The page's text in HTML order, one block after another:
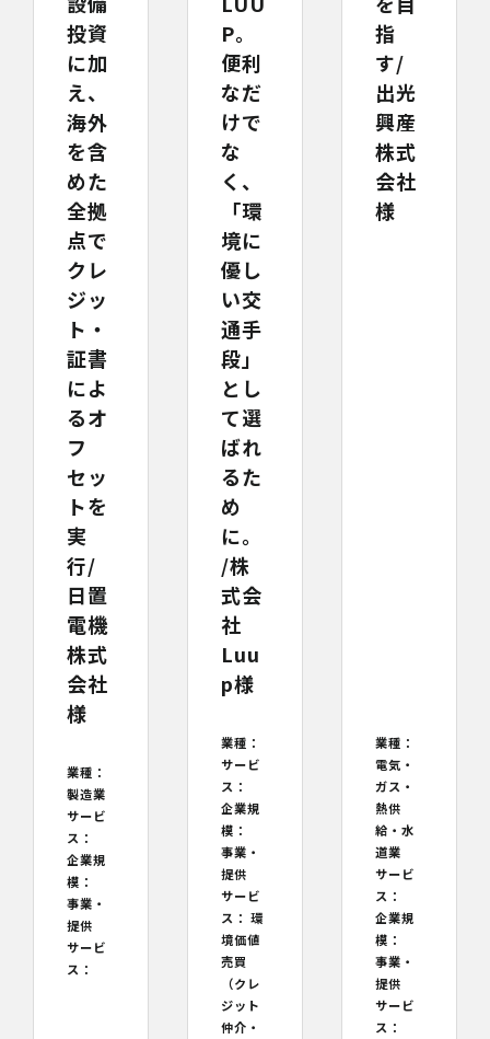
投資
に加
え、
海外
を含
めた
全拠
点で
クレ
ジッ
ト・
証書
によ
るオ
フ
セッ
トを
実
行/
日置
電機
株式
会社
様
業種：
製造業
サービ
ス：
企業規
模：
事業・
提供
サービ
ス：
P。
便利
なだ
けで
な
く、
「環
境に
優し
い交
通手
段」
とし
て選
ばれ
るた
め
に。
/株
式会
社
Luu
p様
業種：
サービ
ス：
企業規
模：
事業・
提供
サービ
ス： 環
境価値
売買
（クレ
ジット
仲介・
指
す/
出光
興産
株式
会社
様
業種：
電気・
ガス・
熱供
給・水
道業
サービ
ス：
企業規
模：
事業・
提供
サービ
ス：